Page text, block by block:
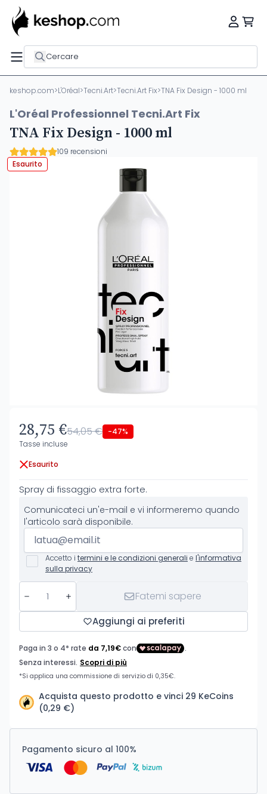
Cercare
keshop.com>L'Oréal>Tecni.Art>Tecni.Art Fix>TNA Fix Design - 1000 ml
L'Oréal Professionnel Tecni.Art Fix
TNA Fix Design - 1000 ml
109 recensioni
Esaurito
28,75 €54,05 € -47%
Tasse incluse
Esaurito
Spray di fissaggio extra forte.
Comunicateci un'e-mail e vi informeremo quando
l'articolo sarà disponibile.
Accetto i termini e le condizioni generali e l'informativa
sulla privacy
Fatemi sapere
Aggiungi ai preferiti
Acquista questo prodotto e vinci 29 KeCoins
(0,29 €)
Pagamento sicuro al 100%